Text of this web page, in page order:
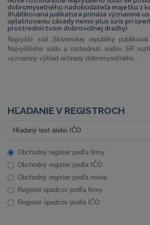
dobromyseľného nadobúdateľa majetku z
(Publikovaná judikatúra prináša významné
uplatňovaniu zásady nemo plus iuris pri
prostredníctvom dobrovoľnej dražby)
Najvyšší súd Slovenskej republiky
Najvyššieho súdu a rozhodnutí súdov SR
významný výklad ochrany dobromyseľného...
HĽADANIE V REGISTROCH
Obchodný register podľa firmy
Obchodný register podľa IČO
Obchodný register podľa mena
Register úpadcov podľa firmy
Register úpadcov podľa IČO